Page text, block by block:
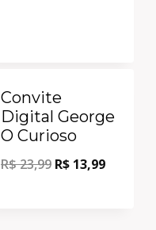
Convite
Digital George
O Curioso
R$23,99 R$ 13,99